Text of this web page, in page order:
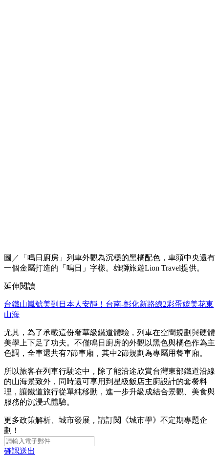
圖／「鳴日廚房」列車外觀為沉穩的黑橘配色，車頭中央還有
一個金屬打造的「鳴日」字樣。雄獅旅遊Lion Travel提供。
延伸閱讀
台鐵山嵐號美到日本人安靜！台南-彰化新路線2彩蛋媲美花東
山海
尤其，為了承載這份奢華級鐵道體驗，列車在空間規劃與硬體
美學上下足了功夫。不僅鳴日廚房的外觀以黑色與橘色作為主
色調，全車還共有7節車廂，其中2節規劃為專屬用餐車廂。
所以旅客在列車行駛途中，除了能沿途欣賞台灣東部鐵道沿線
的山海景致外，同時還可享用到星級飯店主廚設計的套餐料
理，讓鐵道旅行從單純移動，進一步升級成結合景觀、美食與
服務的沉浸式體驗。
更多政策解析、城市發展，請訂閱《城市學》不定期專題企
劃！
確認送出